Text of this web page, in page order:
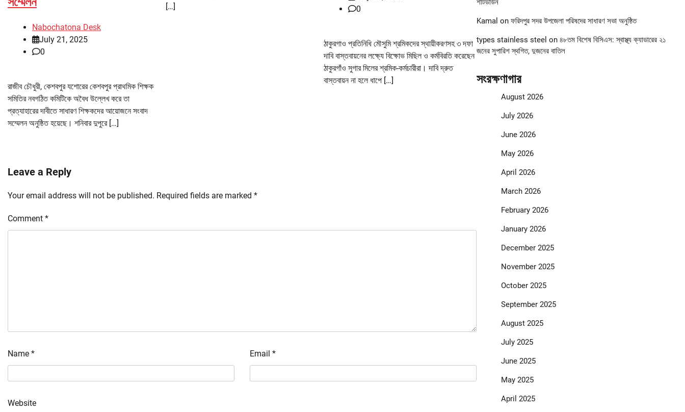
Nabochatona Desk
July 21, 2025
0
রাজীব চৌধুরী, কেশবপুর যশোরের কেশবপুর প্রাথমিক শিক্ষক
সমিতির নবগঠিত কমিটিকে অবৈধ উল্লেখ করে তা
প্রত্যাহারের দাবীতে সাধারণ শিক্ষকদের আয়োজনে সংবাদ
সম্মেলন অনুষ্ঠিত হয়েছে। শনিবার দুপুরে […]
[…]
0
ঠাকুরগাও প্রতিনিধি মৌসুমি শ্রমিকদের স্থায়ীকরণসহ ৩ দফা
দাবি বাস্তবায়নের লক্ষ্যে বিক্ষোভ মিছিল ও কর্মবিরতি করেছেন
ঠাকুরগাঁও সুগার মিলের শ্রমিক-কর্মচারীরা। দাবি দ্রুত
বাস্তবায়ন না হলে ধাপে […]
Leave a Reply
Your email address will not be published. Required fields are marked *
Comment *
Name * Email *
Website
শাটডাউন
Kamal on ফরিদপুর সদর উপজেলা পরিষদের সাধারণ সভা অনুষ্ঠিত
types stainless steel on ৪৮তম বিশেষ বিসিএস: স্বাস্থ্য ক্যাডারের ২১
জনের সুপারিশ স্থগিত, দুজনের বাতিল
সংরক্ষণাগার
August 2026
July 2026
June 2026
May 2026
April 2026
March 2026
February 2026
January 2026
December 2025
November 2025
October 2025
September 2025
August 2025
July 2025
June 2025
May 2025
April 2025